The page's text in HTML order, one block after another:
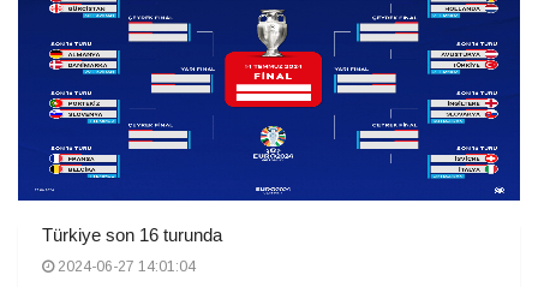
Türkiye son 16 turunda
2024-06-27 14:01:04